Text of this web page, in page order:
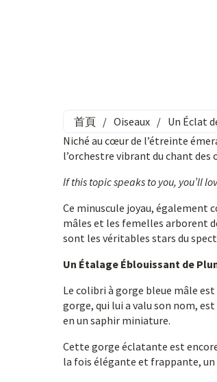
首頁 / Oiseaux / Un Éclat
Niché au cœur de l’étreinte
l’orchestre vibrant du chant
If this topic speaks to you, you’ll
Ce minuscule joyau, également
mâles et les femelles arborent
sont les véritables stars du
Un Étalage Éblouissant de
Le colibri à gorge bleue mâle
gorge, qui lui a valu son nom,
en un saphir miniature.
Cette gorge éclatante est
la fois élégante et frappante,